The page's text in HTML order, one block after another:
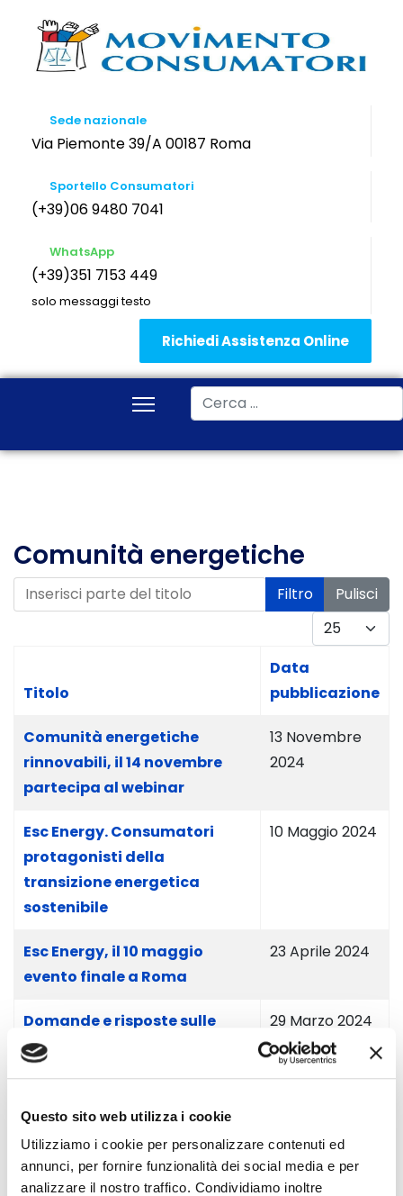
Questo sito web utilizza i cookie
Utilizziamo i cookie per personalizzare contenuti ed
annunci, per fornire funzionalità dei social media e per
analizzare il nostro traffico. Condividiamo inoltre
Sede nazionale
Via Piemonte 39/A 00187 Roma
Sportello Consumatori
(+39)06 9480 7041
WhatsApp
(+39)351 7153 449
solo messaggi testo
Richiedi Assistenza Online
Cerca
Comunità energetiche
Inserisci parte del titolo Filtro
Pulisci
Visualizza #
Titolo
Data
pubblicazione
Comunità energetiche
rinnovabili, il 14 novembre
partecipa al webinar
13 Novembre
2024
Esc Energy. Consumatori
protagonisti della
transizione energetica
sostenibile
10 Maggio 2024
Esc Energy, il 10 maggio
evento finale a Roma
23 Aprile 2024
Domande e risposte sulle
Comunità Energetiche
29 Marzo 2024
Il 13 dicembre, iniziativa
formativa a Napoli
2023
Il 25 novembre, evento a
22 Novembre